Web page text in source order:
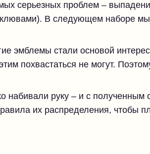
серьезных проблем –
В следующем наборе
эмблемы стали основой
похвастаться не могут.
набивали руку – и с
их распределения, чтобы